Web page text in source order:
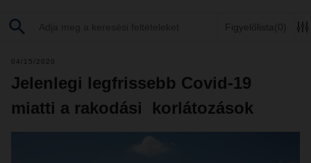
Figyelőlista (0)
04/15/2020
Jelenlegi legfrissebb Covid-19
miatti a rakodási korlátozások